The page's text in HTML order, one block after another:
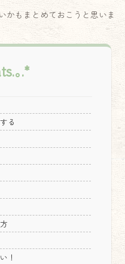
かもまとめておこうと思いま
｡.*
る
！